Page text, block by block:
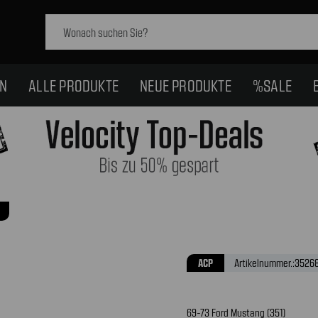
ALLE PRODUKTE NEUE PRODUKTE %SALE
ACP Artikelnummer.:
69-73 Ford Mustang (351)